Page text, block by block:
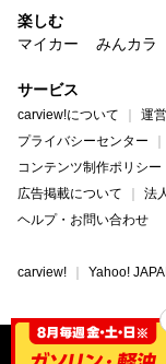
楽しむ
マイカー
みんカラ
サービス
carview!について 運
プライバシーセンター
コンテンツ制作ポリシー
広告掲載について
法
ヘルプ・お問い合わせ
carview! Yahoo!